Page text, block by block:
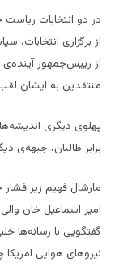
در دو انتخابات
از برگزاری انتخابات،
از رییس‌جمهور
منتقدین به ایشان
پهلوی دیگری
برابر طالبان، جبهه‌ی
مارشال فهیم زیر
امیر اسماعیل خان
گفتگویی با رسانه‌ها
نیروهای هوایی